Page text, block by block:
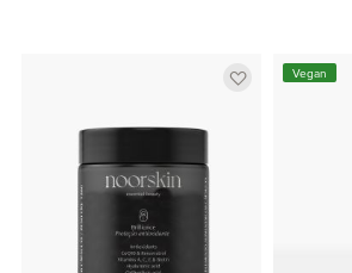
Adicionar
Vegan